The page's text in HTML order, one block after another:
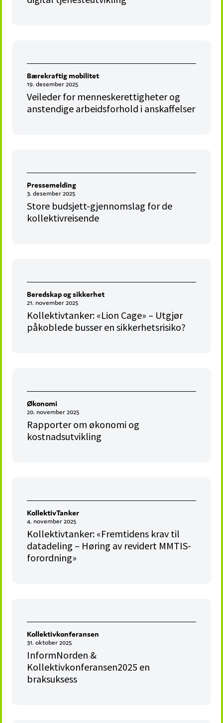
Bærekraftig mobilitet
19. desember 2025
Veileder for menneskerettigheter og
anstendige arbeidsforhold i anskaffelser
Pressemelding
3. desember 2025
Store budsjett-gjennomslag for de
kollektivreisende
Beredskap og sikkerhet
21. november 2025
Kollektivtanker: «Lion Cage» – Utgjør
påkoblede busser en sikkerhetsrisiko?
Økonomi
20. november 2025
Rapporter om økonomi og
kostnadsutvikling
KollektivTanker
4. november 2025
Kollektivtanker: «Fremtidens krav til
datadeling – Høring av revidert MMTIS-
forordning»
Kollektivkonferansen
31. oktober 2025
InformNorden &
Kollektivkonferansen2025 en
braksuksess